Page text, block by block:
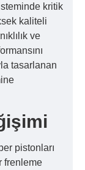
kritik
kaliteli
ve
tasarlanan
pistonları
frenleme